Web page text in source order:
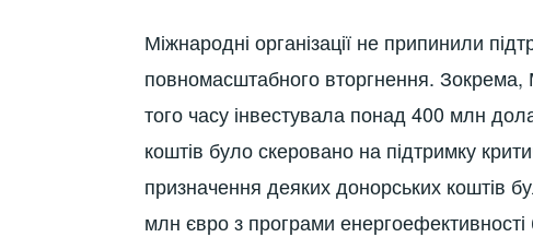
Міжнародні організації не припинили
повномасштабного вторгнення.
того часу інвестувала понад 400 млн
коштів було скеровано на підтримку
призначення деяких донорських коштів
млн євро з програми